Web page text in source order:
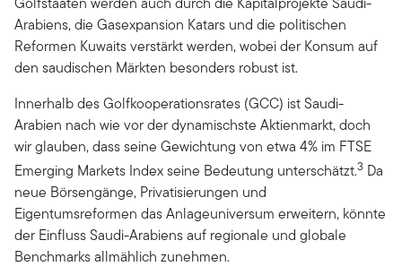
Arabiens, die Gasexpansion Katars und die politischen
Reformen Kuwaits verstärkt werden, wobei der Konsum auf
den saudischen Märkten besonders robust ist.
Innerhalb des Golfkooperationsrates (GCC) ist Saudi-
Arabien nach wie vor der dynamischste Aktienmarkt, doch
wir glauben, dass seine Gewichtung von etwa 4% im FTSE
Emerging Markets Index seine Bedeutung unterschätzt.3 Da
neue Börsengänge, Privatisierungen und
Eigentumsreformen das Anlageuniversum erweitern, könnte
der Einfluss Saudi-Arabiens auf regionale und globale
Benchmarks allmählich zunehmen.